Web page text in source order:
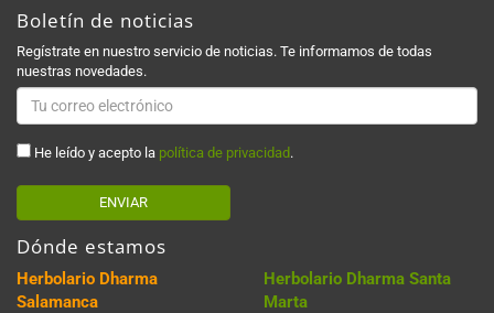
Boletín de noticias
Regístrate en nuestro servicio de noticias. Te informamos de todas
nuestras novedades.
He leído y acepto la política de privacidad .
ENVIAR
Dónde estamos
Herbolario Dharma
Salamanca
Herbolario Dharma Santa
Marta